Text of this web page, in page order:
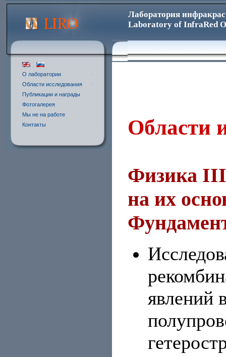
Лаборатория
Laboratory of InfraRed
О лаборатории
Области исследования
Публикации и награды
Фотогалерея
Мы не на работе
Контакты
Области
Физика
на их
явлений